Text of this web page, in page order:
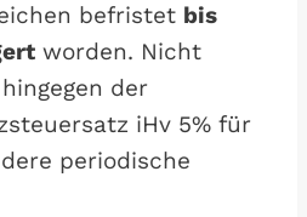
befristet bis
worden. Nicht
der
iHv 5% für
periodische